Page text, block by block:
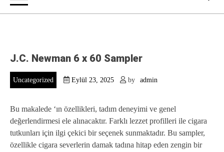
J.C. Newman 6 x 60 Sampler
Uncategorized Eylül 23, 2025 by admin
Bu makalede ‘ın özellikleri, tadım deneyimi ve genel
değerlendirmesi ele alınacaktır. Farklı lezzet profilleri ile cigara
tutkunları için ilgi çekici bir seçenek sunmaktadır. Bu sampler,
özellikle cigara severlerin damak tadına hitap eden zengin bir